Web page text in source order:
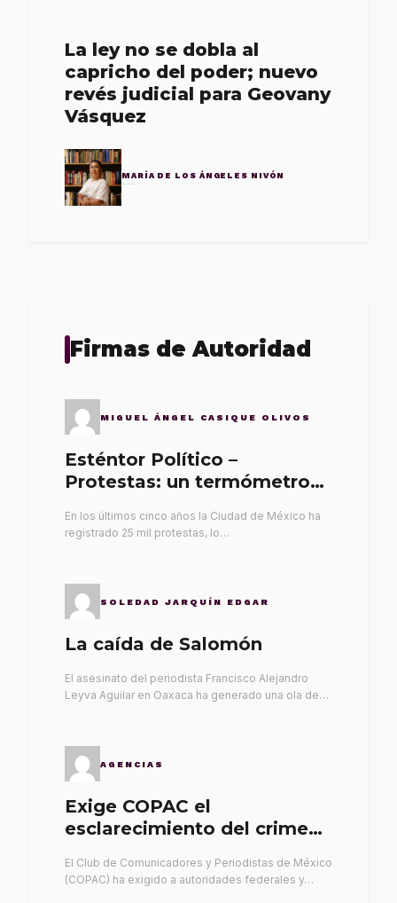
La ley no se dobla al
capricho del poder; nuevo
revés judicial para Geovany
Vásquez
MARÍA DE LOS ÁNGELES NIVÓN
Firmas de Autoridad
MIGUEL ÁNGEL CASIQUE OLIVOS
Esténtor Político –
Protestas: un termómetro
En los últimos cinco años la Ciudad de México ha
registrado 25 mil protestas, lo…
SOLEDAD JARQUÍN EDGAR
La caída de Salomón
El asesinato del periodista Francisco Alejandro
Leyva Aguilar en Oaxaca ha generado una ola de…
AGENCIAS
Exige COPAC el
esclarecimiento del crimen
El Club de Comunicadores y Periodistas de México
(COPAC) ha exigido a autoridades federales y…